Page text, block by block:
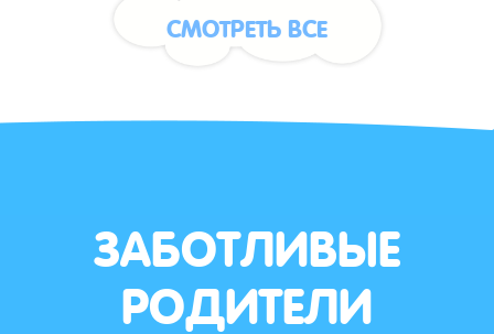
СМОТРЕТЬ ВСЕ
ЗАБОТЛИВЫЕ
РОДИТЕЛИ